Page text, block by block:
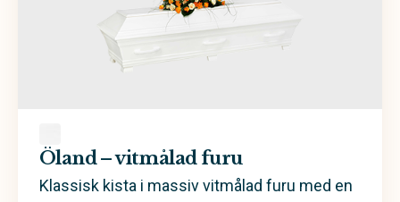
Öland – vitmålad furu
Klassisk kista i massiv vitmålad furu med en